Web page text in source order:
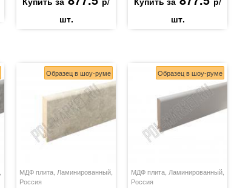
шт.
шт.
Образец в шоу-руме
МДФ плита, Ламинированный,
Россия
Образец в шоу-руме
МДФ плита, Ламинированный,
Россия